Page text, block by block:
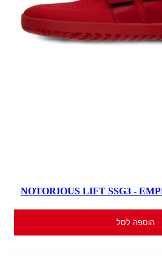
הוספה לסל